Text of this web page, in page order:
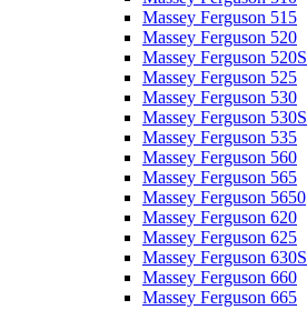
Massey Ferguson 515
Massey Ferguson 520
Massey Ferguson 520S
Massey Ferguson 525
Massey Ferguson 530
Massey Ferguson 530S
Massey Ferguson 535
Massey Ferguson 560
Massey Ferguson 565
Massey Ferguson 5650
Massey Ferguson 620
Massey Ferguson 625
Massey Ferguson 630S
Massey Ferguson 660
Massey Ferguson 665